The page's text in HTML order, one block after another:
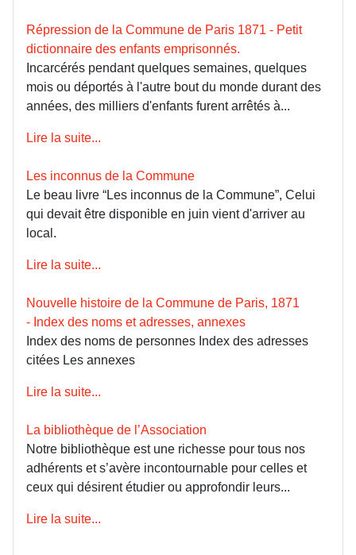
Répression de la Commune de Paris 1871 - Petit
dictionnaire des enfants emprisonnés.
Incarcérés pendant quelques semaines, quelques
mois ou déportés à l'autre bout du monde durant des
années, des milliers d'enfants furent arrêtés à...
Lire la suite...
Les inconnus de la Commune
Le beau livre “Les inconnus de la Commune”, Celui
qui devait être disponible en juin vient d'arriver au
local.
Lire la suite...
Nouvelle histoire de la Commune de Paris, 1871
- Index des noms et adresses, annexes
Index des noms de personnes Index des adresses
citées Les annexes
Lire la suite...
La bibliothèque de l’Association
Notre bibliothèque est une richesse pour tous nos
adhérents et s’avère incontournable pour celles et
ceux qui désirent étudier ou approfondir leurs...
Lire la suite...